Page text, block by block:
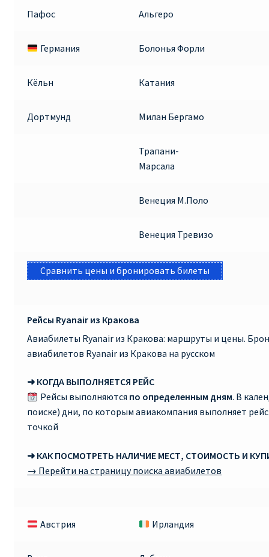
Пафос Альгеро
Германия Болонья Форли
Кёльн Катания
Дортмунд Милан Бергамо
Трапани-
Марсала
Венеция М.Поло
Венеция Тревизо
Сравнить цены и бронировать билеты
Рейсы Ryanair из Кракова
Авиабилеты Ryanair из Кракова: маршруты и цены.
авиабилетов Ryanair из Кракова на русском
➜ КОГДА ВЫПОЛНЯЕТСЯ РЕЙС
Рейсы выполняются по определенным дням. В
поиске) дни, по которым авиакомпания выполняет
точкой
➜ КАК ПОСМОТРЕТЬ НАЛИЧИЕ МЕСТ, СТОИМОСТЬ И
→ Перейти на страницу поиска авиабилетов
Австрия Ирландия